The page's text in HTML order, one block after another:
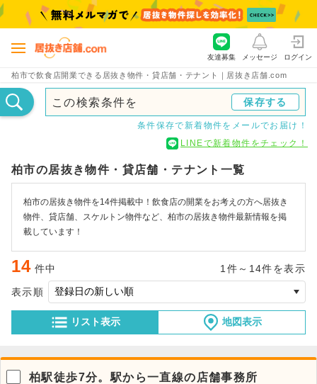
柏市で飲食店開業できる居抜き物件・貸店舗・テナント｜居抜き店舗.com
友達募集 メッセージ ログイン
この検索条件を 保存する
条件保存で新着物件をメールでお届け！
LINEで新着物件をチェック！
柏市の居抜き物件・貸店舗・テナント一覧
柏市の居抜き物件を14件掲載中！飲食店の開業をお考えの方へ居抜き
物件、貸店舗、スケルトン物件など、柏市の居抜き物件最新情報を掲
載しています！
14 件中 1件～14件を表示
リスト表示 地図表示
表示順
柏駅徒歩7分。駅から一直線の店舗事務所